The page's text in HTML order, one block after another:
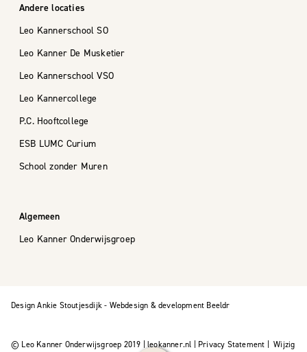
Andere locaties
Leo Kannerschool SO
Leo Kanner De Musketier
Leo Kannerschool VSO
Leo Kannercollege
P.C. Hooftcollege
ESB LUMC Curium
School zonder Muren
Algemeen
Leo Kanner Onderwijsgroep
Design Ankie Stoutjesdijk- Webdesign & development Beeldr
© Leo Kanner Onderwijsgroep 2019 | leokanner.nl | Privacy Statement |Wijzig